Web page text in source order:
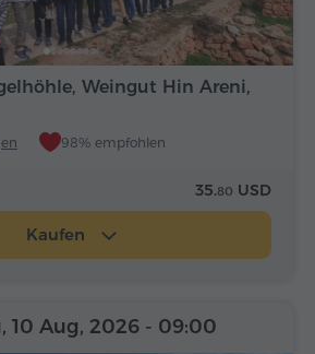
Weingut Hin Areni,
98% empfohlen
35.80 USD
Kaufen
10 Aug, 2026 - 09:00